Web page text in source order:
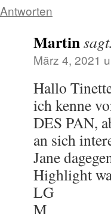
Antworten
Martin
März 4, 2021
Hallo
ich kenne
DES PAN,
an sich
Jane
Highlight
LG
M